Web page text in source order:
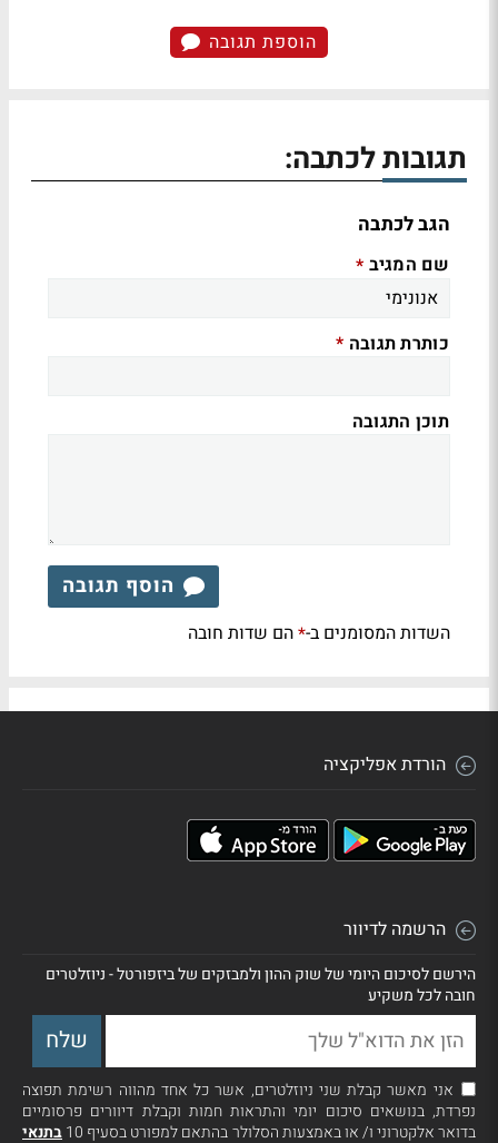
הוספת תגובה
תגובות לכתבה:
הגב לכתבה
שם המגיב *
כותרת תגובה *
תוכן התגובה
הוסף תגובה
השדות המסומנים ב-*הם שדות חובה
הורדת אפליקציה
הרשמה לדיוור
הירשם לסיכום היומי של שוק ההון ולמבזקים של ביזפורטל - ניוזלטרים
חובה לכל משקיע
אני מאשר קבלת שני ניוזלטרים, אשר כל אחד מהווה רשימת תפוצה
נפרדת, בנושאים סיכום יומי והתראות חמות וקבלת דיוורים פרסומיים
בדואר אלקטרוני ו/ או באמצעות הסלולר בהתאם למפורט בסעיף 10
בתנאי